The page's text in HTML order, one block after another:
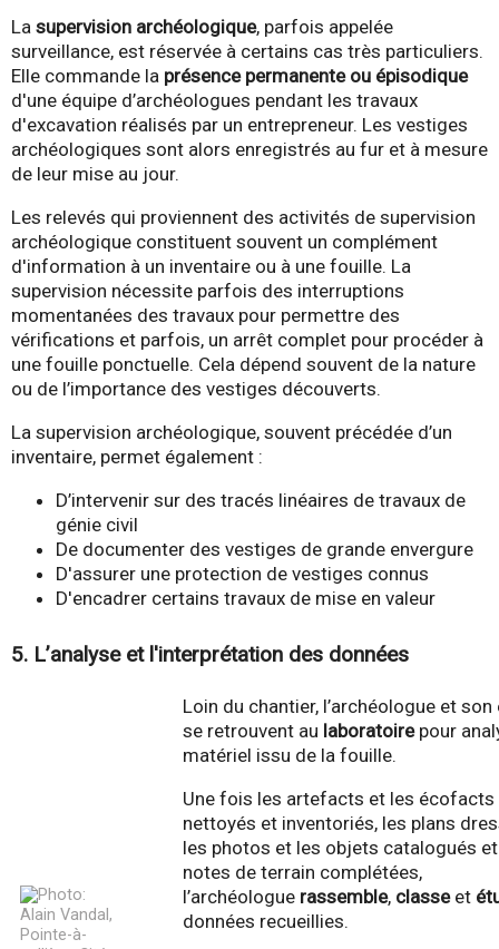
La supervision archéologique, parfois appelée
surveillance, est réservée à certains cas très particuliers.
Elle commande la présence permanente ou épisodique
d'une équipe d’archéologues pendant les travaux
d'excavation réalisés par un entrepreneur. Les vestiges
archéologiques sont alors enregistrés au fur et à mesure
de leur mise au jour.
Les relevés qui proviennent des activités de supervision
archéologique constituent souvent un complément
d'information à un inventaire ou à une fouille. La
supervision nécessite parfois des interruptions
momentanées des travaux pour permettre des
vérifications et parfois, un arrêt complet pour procéder à
une fouille ponctuelle. Cela dépend souvent de la nature
ou de l’importance des vestiges découverts.
La supervision archéologique, souvent précédée d’un
inventaire, permet également :
D’intervenir sur des tracés linéaires de travaux de
génie civil
De documenter des vestiges de grande envergure
D'assurer une protection de vestiges connus
D'encadrer certains travaux de mise en valeur
5. L’analyse et l'interprétation des données
Loin du chantier, l’archéologue et son
se retrouvent au laboratoirepour
matériel issu de la fouille.
Une fois les artefacts et les écofacts
nettoyés et inventoriés, les plans
les photos et les objets catalogués
notes de terrain complétées,
l’archéologue rassemble, classeet
données recueillies.